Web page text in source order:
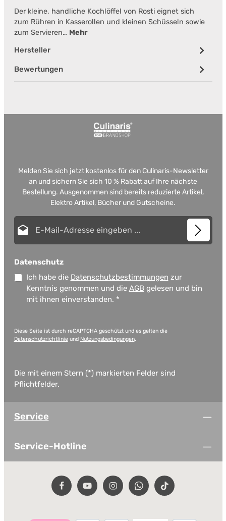
Der kleine, handliche Kochlöffel von Rosti eignet sich
zum Rühren in Kasserollen und kleinen Schüsseln sowie
zum Servieren… Mehr
Hersteller
Bewertungen
Melden Sie sich jetzt kostenlos für den Culinaris-Newsletter
an und sichern Sie sich 10 % Rabatt auf Ihre nächste
Bestellung. Ausgenommen sind bereits reduzierte Artikel,
Elektro Artikel, Bücher und Gutscheine.
Datenschutz
Ich habe die Datenschutzbestimmungen zur
Kenntnis genommen und die AGB gelesen und bin
mit ihnen einverstanden. *
Diese Seite ist durch reCAPTCHA geschützt und es gelten die
Datenschutzrichtlinieund Nutzungsbedingungen.
Die mit einem Stern (*) markierten Felder sind
Pflichtfelder.
Service
Service-Hotline